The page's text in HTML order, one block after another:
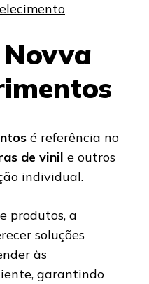
Novva
é referência no
de vinil e outros
individual.
produtos, a
soluções
às
garantindo